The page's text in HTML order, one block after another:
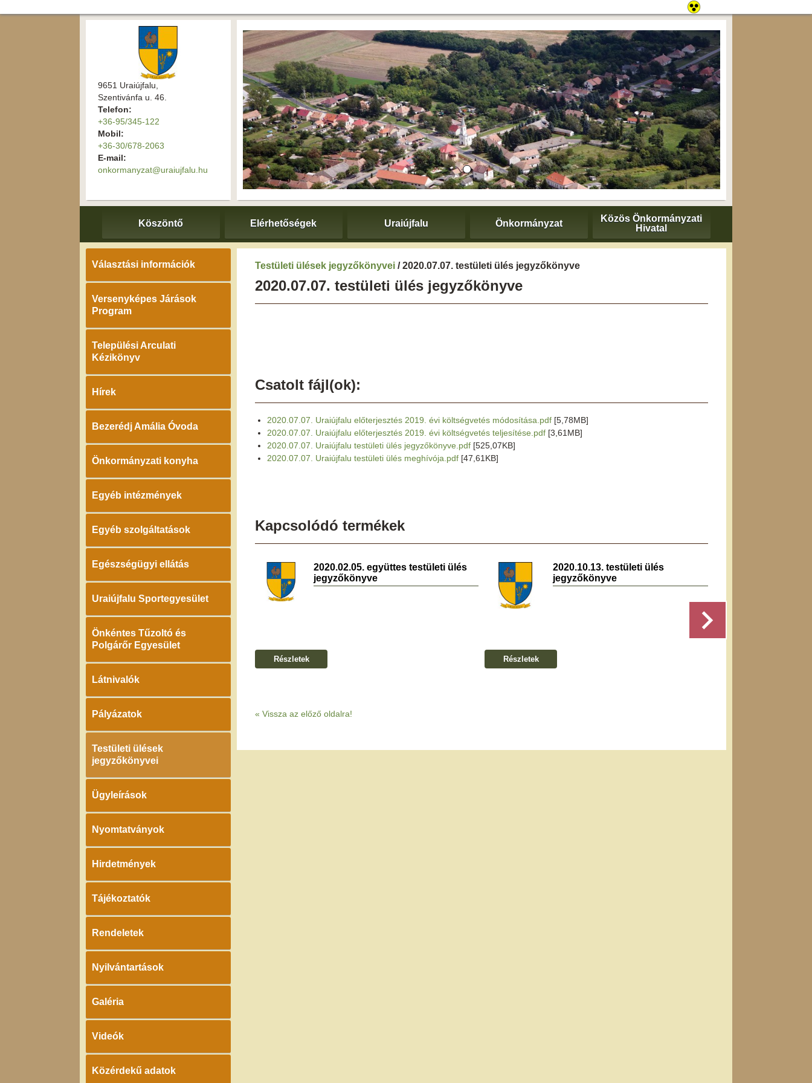
9651 Uraiújfalu,
Szentivánfa u. 46.
Telefon:
+36-95/345-122
Mobil:
+36-30/678-2063
E-mail:
onkormanyzat@uraiujfalu.hu
Köszöntő Elérhetőségek Uraiújfalu Önkormányzat
Közös Önkormányzati
Hivatal
Választási információk
Versenyképes Járások
Program
Települési Arculati
Kézikönyv
Hírek
Bezerédj Amália Óvoda
Önkormányzati konyha
Egyéb intézmények
Egyéb szolgáltatások
Egészségügyi ellátás
Uraiújfalu Sportegyesület
Önkéntes Tűzoltó és
Polgárőr Egyesület
Látnivalók
Pályázatok
Testületi ülések
jegyzőkönyvei
Ügyleírások
Nyomtatványok
Hirdetmények
Tájékoztatók
Rendeletek
Nyilvántartások
Galéria
Videók
Közérdekű adatok
Testületi ülések jegyzőkönyvei / 2020.07.07. testületi ülés jegyzőkönyve
2020.07.07. testületi ülés jegyzőkönyve
Csatolt fájl(ok):
2020.07.07. Uraiújfalu előterjesztés 2019. évi költségvetés módosítása.pdf [5,78MB]
2020.07.07. Uraiújfalu előterjesztés 2019. évi költségvetés teljesítése.pdf [3,61MB]
2020.07.07. Uraiújfalu testületi ülés jegyzőkönyve.pdf [525,07KB]
2020.07.07. Uraiújfalu testületi ülés meghívója.pdf [47,61KB]
Kapcsolódó termékek
2020.02.05. együttes testületi ülés
jegyzőkönyve
Részletek
2020.10.13. testületi ülés
jegyzőkönyve
Részletek
« Vissza az előző oldalra!